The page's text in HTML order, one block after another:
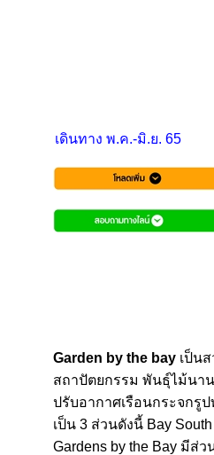
เดินทาง พ.ค.-มิ.ย. 65
Garden by the bay เป็น
สถาปัตยกรรม พันธุ์ไม้นา
ปรับอากาศเรือนกระจกรู
เป็น 3 ส่วนดังนี้ Bay
Gardens by the Bay มีส่